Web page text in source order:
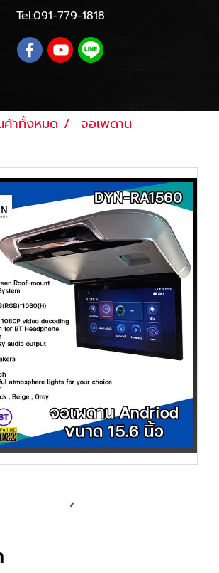
Tel:091-779-1818
ค้าทั้งหมด
จอเพดาน